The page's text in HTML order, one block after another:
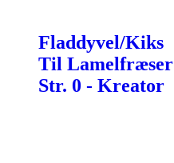
Fladdyvel/Kiks
Til Lamelfræser
Str. 0 - Kreator